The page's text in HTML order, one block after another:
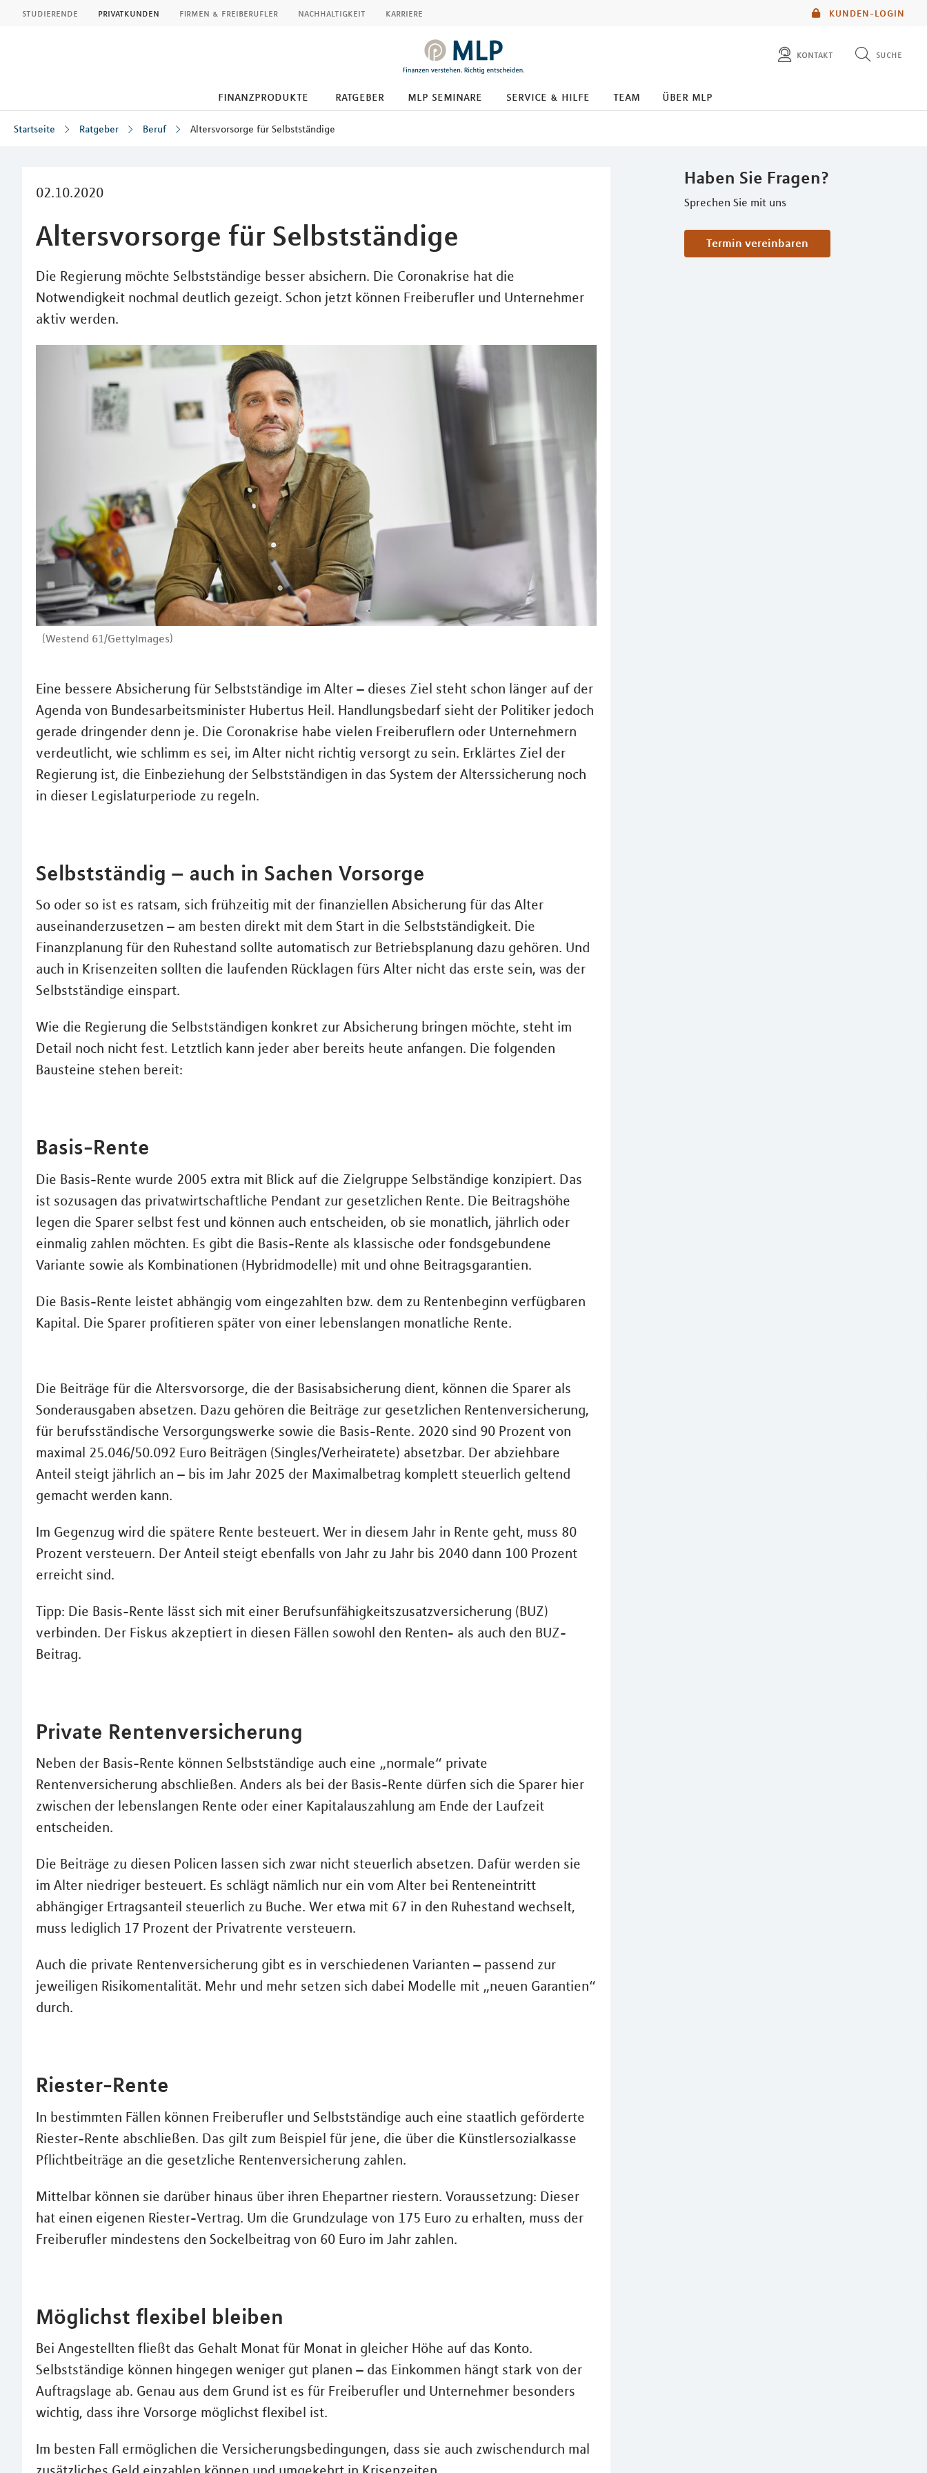
KUNDEN-LOGIN
studierende privatkunden firmen & freiberufler nachhaltigkeit karriere
kontakt suche
finanzprodukte ratgeber mlp seminare service & hilfe team über mlp
Startseite Ratgeber Beruf Altersvorsorge für Selbstständige
02.10.2020
Altersvorsorge für Selbstständige
Die Regierung möchte Selbstständige besser absichern. Die Coronakrise hat die
Notwendigkeit nochmal deutlich gezeigt. Schon jetzt können Freiberufler und Unternehmer
aktiv werden.
(Westend 61/GettyImages)
Haben Sie Fragen?
Sprechen Sie mit uns
Termin vereinbaren
Eine bessere Absicherung für Selbstständige im Alter – dieses Ziel steht schon länger auf der
Agenda von Bundesarbeitsminister Hubertus Heil. Handlungsbedarf sieht der Politiker jedoch
gerade dringender denn je. Die Coronakrise habe vielen Freiberuflern oder Unternehmern
verdeutlicht, wie schlimm es sei, im Alter nicht richtig versorgt zu sein. Erklärtes Ziel der
Regierung ist, die Einbeziehung der Selbstständigen in das System der Alterssicherung noch
in dieser Legislaturperiode zu regeln.
Selbstständig – auch in Sachen Vorsorge
So oder so ist es ratsam, sich frühzeitig mit der finanziellen Absicherung für das Alter
auseinanderzusetzen – am besten direkt mit dem Start in die Selbstständigkeit. Die
Finanzplanung für den Ruhestand sollte automatisch zur Betriebsplanung dazu gehören. Und
auch in Krisenzeiten sollten die laufenden Rücklagen fürs Alter nicht das erste sein, was der
Selbstständige einspart.
Wie die Regierung die Selbstständigen konkret zur Absicherung bringen möchte, steht im
Detail noch nicht fest. Letztlich kann jeder aber bereits heute anfangen. Die folgenden
Bausteine stehen bereit:
Basis-Rente
Die Basis-Rente wurde 2005 extra mit Blick auf die Zielgruppe Selbständige konzipiert. Das
ist sozusagen das privatwirtschaftliche Pendant zur gesetzlichen Rente. Die Beitragshöhe
legen die Sparer selbst fest und können auch entscheiden, ob sie monatlich, jährlich oder
einmalig zahlen möchten. Es gibt die Basis-Rente als klassische oder fondsgebundene
Variante sowie als Kombinationen (Hybridmodelle) mit und ohne Beitragsgarantien.
Die Basis-Rente leistet abhängig vom eingezahlten bzw. dem zu Rentenbeginn verfügbaren
Kapital. Die Sparer profitieren später von einer lebenslangen monatliche Rente.
Die Beiträge für die Altersvorsorge, die der Basisabsicherung dient, können die Sparer als
Sonderausgaben absetzen. Dazu gehören die Beiträge zur gesetzlichen Rentenversicherung,
für berufsständische Versorgungswerke sowie die Basis-Rente. 2020 sind 90 Prozent von
maximal 25.046/50.092 Euro Beiträgen (Singles/Verheiratete) absetzbar. Der abziehbare
Anteil steigt jährlich an – bis im Jahr 2025 der Maximalbetrag komplett steuerlich geltend
gemacht werden kann.
Im Gegenzug wird die spätere Rente besteuert. Wer in diesem Jahr in Rente geht, muss 80
Prozent versteuern. Der Anteil steigt ebenfalls von Jahr zu Jahr bis 2040 dann 100 Prozent
erreicht sind.
Tipp: Die Basis-Rente lässt sich mit einer Berufsunfähigkeitszusatzversicherung (BUZ)
verbinden. Der Fiskus akzeptiert in diesen Fällen sowohl den Renten- als auch den BUZ-
Beitrag.
Private Rentenversicherung
Neben der Basis-Rente können Selbstständige auch eine „normale“ private
Rentenversicherung abschließen. Anders als bei der Basis-Rente dürfen sich die Sparer hier
zwischen der lebenslangen Rente oder einer Kapitalauszahlung am Ende der Laufzeit
entscheiden.
Die Beiträge zu diesen Policen lassen sich zwar nicht steuerlich absetzen. Dafür werden sie
im Alter niedriger besteuert. Es schlägt nämlich nur ein vom Alter bei Renteneintritt
abhängiger Ertragsanteil steuerlich zu Buche. Wer etwa mit 67 in den Ruhestand wechselt,
muss lediglich 17 Prozent der Privatrente versteuern.
Auch die private Rentenversicherung gibt es in verschiedenen Varianten – passend zur
jeweiligen Risikomentalität. Mehr und mehr setzen sich dabei Modelle mit „neuen Garantien“
durch.
Riester-Rente
In bestimmten Fällen können Freiberufler und Selbstständige auch eine staatlich geförderte
Riester-Rente abschließen. Das gilt zum Beispiel für jene, die über die Künstlersozialkasse
Pflichtbeiträge an die gesetzliche Rentenversicherung zahlen.
Mittelbar können sie darüber hinaus über ihren Ehepartner riestern. Voraussetzung: Dieser
hat einen eigenen Riester-Vertrag. Um die Grundzulage von 175 Euro zu erhalten, muss der
Freiberufler mindestens den Sockelbeitrag von 60 Euro im Jahr zahlen.
Möglichst flexibel bleiben
Bei Angestellten fließt das Gehalt Monat für Monat in gleicher Höhe auf das Konto.
Selbstständige können hingegen weniger gut planen – das Einkommen hängt stark von der
Auftragslage ab. Genau aus dem Grund ist es für Freiberufler und Unternehmer besonders
wichtig, dass ihre Vorsorge möglichst flexibel ist.
Im besten Fall ermöglichen die Versicherungsbedingungen, dass sie auch zwischendurch mal